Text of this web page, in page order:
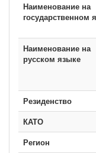
Наименование на
государственном
Наименование на
русском языке
Резиденство
КАТО
Регион